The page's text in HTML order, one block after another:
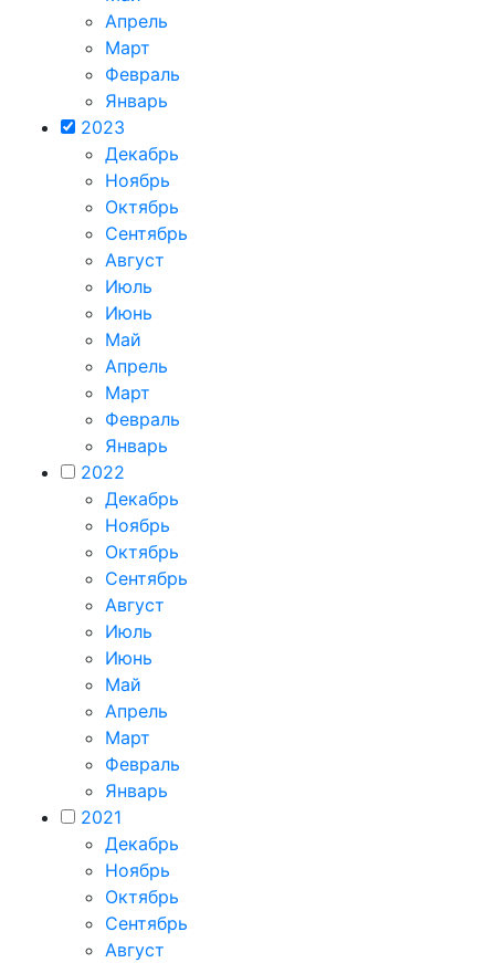
Апрель
Март
Февраль
Январь
2023
Декабрь
Ноябрь
Октябрь
Сентябрь
Август
Июль
Июнь
Май
Апрель
Март
Февраль
Январь
2022
Декабрь
Ноябрь
Октябрь
Сентябрь
Август
Июль
Июнь
Май
Апрель
Март
Февраль
Январь
2021
Декабрь
Ноябрь
Октябрь
Сентябрь
Август